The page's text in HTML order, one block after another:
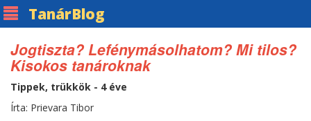
TanárBlog
Jogtiszta? Lefénymásolhatom? Mi tilos?
Kisokos tanároknak
Tippek, trükkök - 4 éve
Írta: Prievara Tibor